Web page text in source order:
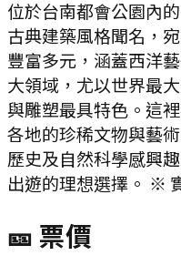
位於台南都會公園內
古典建築風格聞名，
豐富多元，涵蓋西洋
大領域，尤以世界最
與雕塑最具特色。這
各地的珍稀文物與藝
歷史及自然科學感興
出遊的理想選擇。 ※
🎫 票價